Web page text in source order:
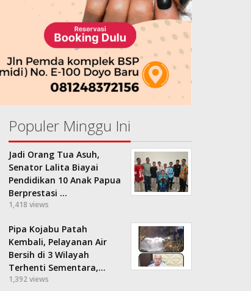
Populer Minggu Ini
Jadi Orang Tua Asuh,
Senator Lalita Biayai
Pendidikan 10 Anak Papua
Berprestasi …
1,418 views
Pipa Kojabu Patah
Kembali, Pelayanan Air
Bersih di 3 Wilayah
Terhenti Sementara,…
1,392 views